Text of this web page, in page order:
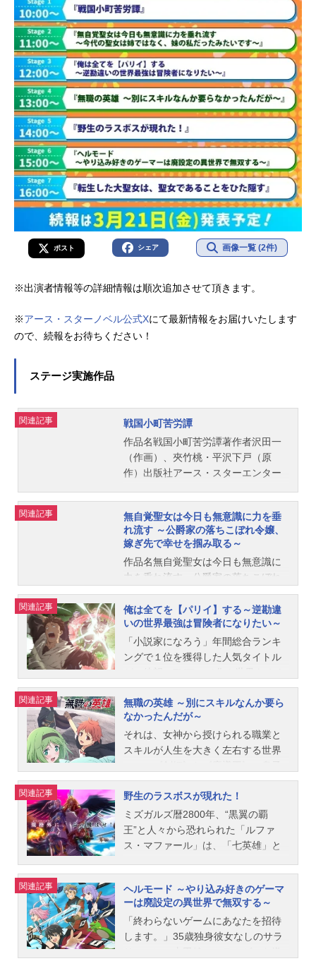
ポスト シェア 画像一覧 (2件)
※出演者情報等の詳細情報は順次追加させて頂きます。
※アース・スターノベル公式Xにて最新情報をお届けいたします
ので、続報をお待ちください！
ステージ実施作品
関連記事
戦国小町苦労譚
作品名戦国小町苦労譚著作者沢田一
（作画）、夾竹桃・平沢下戸（原
作）出版社アース・スターエンター
発売日：2023年03月10日 通販 電子
書籍京の街を襲う麻疹ウイルスから
徹底した隔離対策で人々を救う静子
は、一向宗攻めでも戦果をあげ、続
く比叡山延暦寺攻めでは小谷城攻略
信長の覇道を陰で支える静子は、彼
の信念に自らの思いを乗せて戦う。
「小説家になろう」発人気時代小説
コミカライズ、静子の知略と信長の
信念が描かれる第13巻!!既刊情報1巻
月15日 通販 電子書籍農業高校に通う
普通の女子高生静子が戦国時代にタ
イムスリップ!?現代知識を駆使して
尾張国を農業改革せよ!!『小説家にな
ろう』発、「豆知識」ふんだん系新
農業高校に通う歴史好き女子高生、
綾小路静子はある日の学校の帰り
道、突如戦国時代へとタイムスリッ
プしてしまう。目の前に現われたの
は――あの“織田信長”!?信長の兵に捕
す」と約束してしまった静子は―
―!?2巻農耕戯画発売日：2018年04
月12日 通販 電子書籍ある日戦国時代
へ...
関連記事
無自覚聖女は今日も無意識に力を垂
れ流す ～公爵家の落ちこぼれ令嬢、
嫁ぎ先で幸せを掴み取る～
作品名無自覚聖女は今日も無意識に
力を垂れ流す～公爵家の落ちこぼれ
令嬢、嫁ぎ先で幸せを掴み取る～著
作者えとうヨナ（作画）、あーもん
ど・あんべよしろう（原作）出版社
アース・スターエンターテイメント
巻数既刊2巻最新刊情報発売日：202
ルコシアス帝国のエドワード皇子と
の婚約で帝国入りしたカロリーナだ
ったが、刺客に襲われたり祖国の異
常事態を聞いたりと、胸のざわつき
が収まらない日々が続く。そんな不
金色の光を瞳に浮かべる優しきエド
ワード皇子だった…。既刊情報1巻発
売日：2022年10月12日 通販 電子書
籍容姿も能力も平凡、公爵家の”出来
損ない”の少女が、政略結婚の嫁ぎ先
サンチェス公爵家には二人の姉妹が
いた。姉のフローラは才色兼備な聖
女候補。妹のカロリーナは地味で才
能もない落ちこぼれ……そんなカロ
リーナのもとに隣国との関係調整の
関連記事
俺は全てを【パリイ】する～逆勘違
いの世界最強は冒険者になりたい～
「小説家になろう」年間総合ランキ
ングで１位を獲得した人気タイトル
り、怪物と戦い、人々を守る。そん
な冒険者に憧れる少年・ノールに下
されたのは、「全てにおいて、一切
の才能がない」という残酷な判定だ
った。でも才能がないなら、誰より
スキル──攻撃を弾く【パリイ】を十
数年もの間ひたすら磨き続け、つい
には千の剣を弾けるように成長す
る。しかし、どれほど極めても最低
スキルだけでは冒険者にはなれず、
スの力を手にしながらもそれを自覚
することもなく、街の雑用をこなす
日々をおくっていた。そんなある
日、魔物に襲われている王女・リー
ンを偶然助けたことで、ノールの運
関連記事
無職の英雄 ～別にスキルなんか要ら
なかったんだが～
それは、女神から授けられる職業と
スキルが人生を大きく左右する世界
として生まれた主人公・アレルはど
んな職業を授かるかと期待されるな
か、「無職」の烙印を押されてしま
う。周囲の人々からの失望と同情。
しかし、アレルは努力を重ねること
く。そして、その力はやがて天賦の
才であるスキルをも上回るのだっ
た。これはスキルを持たない「無
職」がたゆまぬ努力の結果『英雄』
と呼ばれ、さらなる力を求めてゆく
関連記事
野生のラスボスが現れた！
ミズガルズ暦2800年、“黒翼の覇
王”と人々から恐れられた「ルファ
ス・マファール」は、「七英雄」と
る激闘の末、その覇道に終演を迎え
る。覇王の封印によって安寧の時代
が訪れるかに思われたが･･･、力の均
衡が崩れた事で、世界は魔神族の脅
威にさらされるのであった。それか
関連記事
ヘルモード ～やり込み好きのゲーマ
ーは廃設定の異世界で無双する～
「終わらないゲームにあなたを招待
します。」35歳独身彼女なしのサラ